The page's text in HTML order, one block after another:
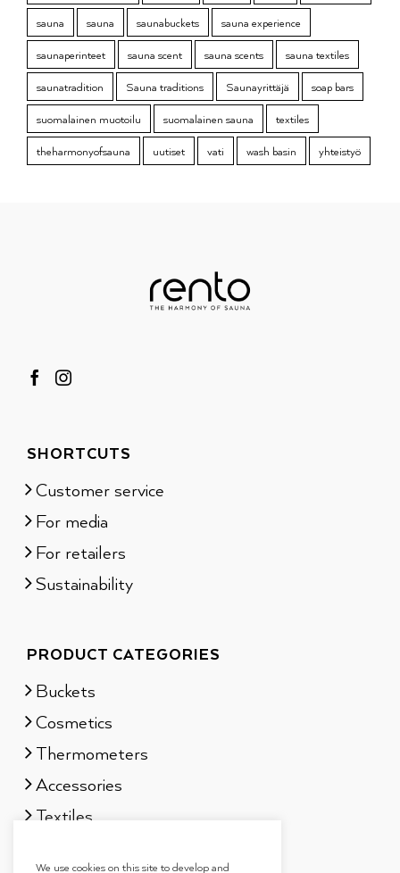
sauna
sauna saunabuckets
sauna experience
saunaperinteet
sauna scent sauna scents
sauna textiles
saunatradition
Sauna traditions Saunayrittäjä
soap bars
suomalainen muotoilu
suomalainen sauna
textiles
theharmonyofsauna
uutiset vati wash basin yhteistyö
SHORTCUTS
Customer service
For media
For retailers
Sustainability
PRODUCT CATEGORIES
Buckets
Cosmetics
Thermometers
Accessories
Textiles
We use cookies on this site to develop and